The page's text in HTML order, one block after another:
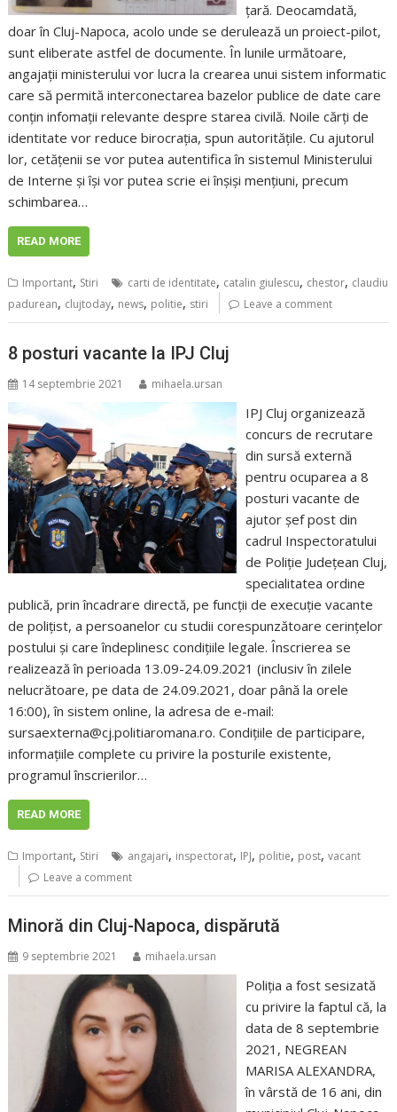
țară. Deocamdată,
doar în Cluj-Napoca, acolo unde se derulează un proiect-pilot,
sunt eliberate astfel de documente. În lunile următoare,
angajații ministerului vor lucra la crearea unui sistem informatic
care să permită interconectarea bazelor publice de date care
conțin infomații relevante despre starea civilă. Noile cărți de
identitate vor reduce birocrația, spun autoritățile. Cu ajutorul
lor, cetățenii se vor putea autentifica în sistemul Ministerului
de Interne și își vor putea scrie ei înșiși mențiuni, precum
schimbarea…
READ MORE
Important, Stiri carti de identitate, catalin giulescu, chestor, claudiu
padurean, clujtoday, news, politie, stiri Leave a comment
8 posturi vacante la IPJ Cluj
14 septembrie 2021 mihaela.ursan
IPJ Cluj organizează
concurs de recrutare
din sursă externă
pentru ocuparea a 8
posturi vacante de
ajutor șef post din
cadrul Inspectoratului
de Poliţie Judeţean Cluj,
specialitatea ordine
publică, prin încadrare directă, pe funcții de execuție vacante
de polițist, a persoanelor cu studii corespunzătoare cerinţelor
postului şi care îndeplinesc condiţiile legale. Înscrierea se
realizează în perioada 13.09-24.09.2021 (inclusiv în zilele
nelucrătoare, pe data de 24.09.2021, doar până la orele
16:00), în sistem online, la adresa de e-mail:
sursaexterna@cj.politiaromana.ro. Condițiile de participare,
informațiile complete cu privire la posturile existente,
programul înscrierilor…
READ MORE
Important, Stiri angajari, inspectorat, IPJ, politie, post,vacant
Leave a comment
Minoră din Cluj-Napoca, dispărută
9 septembrie 2021 mihaela.ursan
Poliţia a fost sesizată
cu privire la faptul că, la
data de 8 septembrie
2021, NEGREAN
MARISA ALEXANDRA,
în vârstă de 16 ani, din